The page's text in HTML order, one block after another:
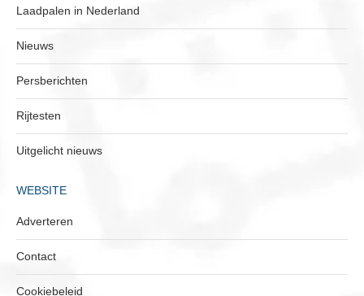
Laadpalen in Nederland
Nieuws
Persberichten
Rijtesten
Uitgelicht nieuws
WEBSITE
Adverteren
Contact
Cookiebeleid